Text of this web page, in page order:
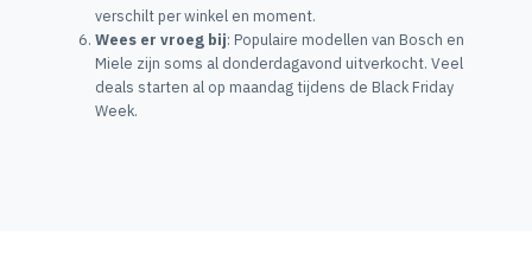
verschilt per winkel en moment.
Wees er vroeg bij: Populaire modellen van Bosch en
Miele zijn soms al donderdagavond uitverkocht. Veel
deals starten al op maandag tijdens de Black Friday
Week.